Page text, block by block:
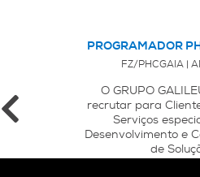
PROGRAMADOR
FZ/PHCGAIA |
O GRUPO
recrutar para
Serviços
Desenvolvimento e
de
Tecnológicas/